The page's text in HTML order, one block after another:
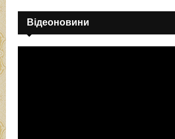
Відеоновини